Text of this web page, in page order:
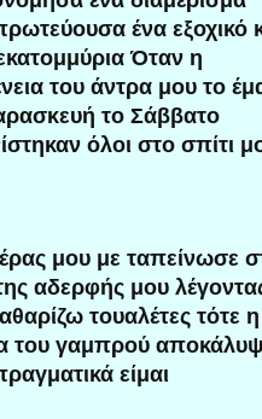
ένα εξοχικό
Όταν η
του άντρα μου το
το Σάββατο
όλοι στο σπίτι
μου με ταπείνωσε
αδερφής μου
τουαλέτες τότε η
του γαμπρού
είμαι